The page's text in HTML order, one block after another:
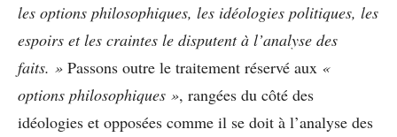
les options philosophiques, les idéologies politiques, les
espoirs et les craintes le disputent à l’analyse des
faits. » Passons outre le traitement réservé aux «
options philosophiques », rangées du côté des
idéologies et opposées comme il se doit à l’analyse des